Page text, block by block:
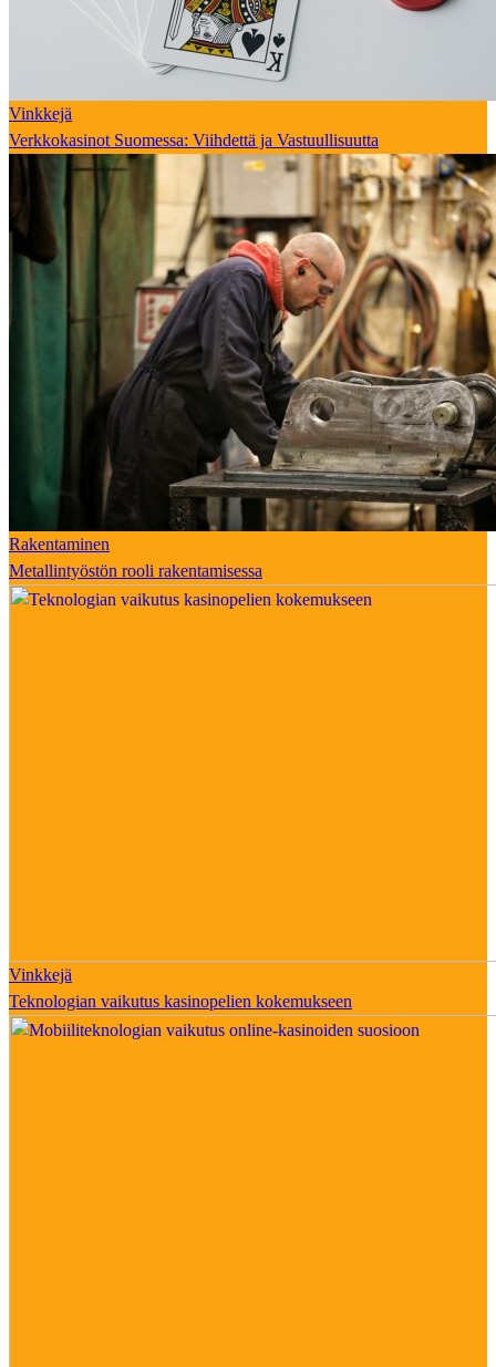
Vinkkejä
Verkkokasinot Suomessa: Viihdettä ja Vastuullisuutta
Rakentaminen
Metallintyöstön rooli rakentamisessa
Vinkkejä
Teknologian vaikutus kasinopelien kokemukseen